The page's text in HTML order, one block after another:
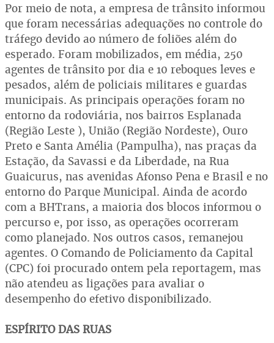
Por meio de nota, a empresa de trânsito informou
que foram necessárias adequações no controle do
tráfego devido ao número de foliões além do
esperado. Foram mobilizados, em média, 250
agentes de trânsito por dia e 10 reboques leves e
pesados, além de policiais militares e guardas
municipais. As principais operações foram no
entorno da rodoviária, nos bairros Esplanada
(Região Leste ), União (Região Nordeste), Ouro
Preto e Santa Amélia (Pampulha), nas praças da
Estação, da Savassi e da Liberdade, na Rua
Guaicurus, nas avenidas Afonso Pena e Brasil e no
entorno do Parque Municipal. Ainda de acordo
com a BHTrans, a maioria dos blocos informou o
percurso e, por isso, as operações ocorreram
como planejado. Nos outros casos, remanejou
agentes. O Comando de Policiamento da Capital
(CPC) foi procurado ontem pela reportagem, mas
não atendeu as ligações para avaliar o
desempenho do efetivo disponibilizado.
ESPÍRITO DAS RUAS